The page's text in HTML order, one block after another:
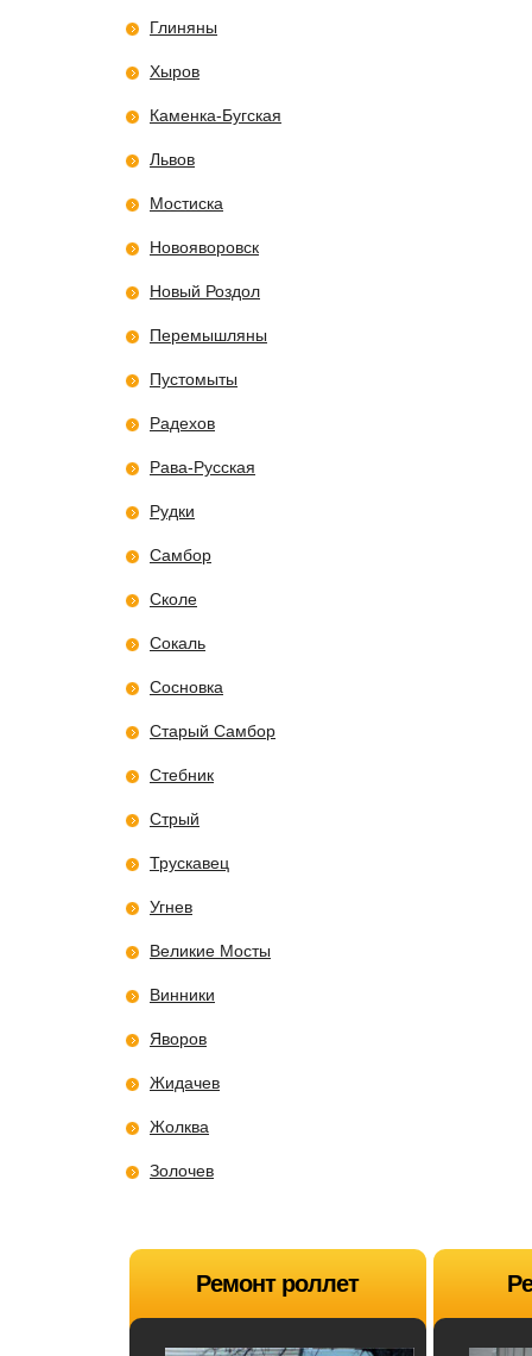
Глиняны
Хыров
Каменка-Бугская
Львов
Мостиска
Новояворовск
Новый Роздол
Перемышляны
Пустомыты
Радехов
Рава-Русская
Рудки
Самбор
Сколе
Сокаль
Сосновка
Старый Самбор
Стебник
Стрый
Трускавец
Угнев
Великие Мосты
Винники
Яворов
Жидачев
Жолква
Золочев
Ремонт роллет